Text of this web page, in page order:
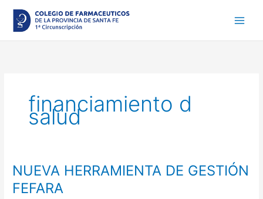
contenido
financiamiento d
salud
NUEVA HERRAMIENTA DE GESTIÓN
FEFARA
NUEVA
HERRAMIENTA
DE